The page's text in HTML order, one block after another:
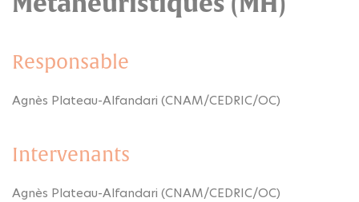
Responsable
Agnès Plateau-Alfandari (CNAM/CEDRIC/OC)
Intervenants
Agnès Plateau-Alfandari (CNAM/CEDRIC/OC)